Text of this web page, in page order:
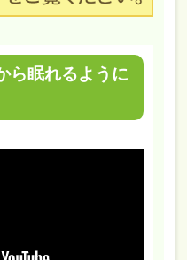
ら眠れるように